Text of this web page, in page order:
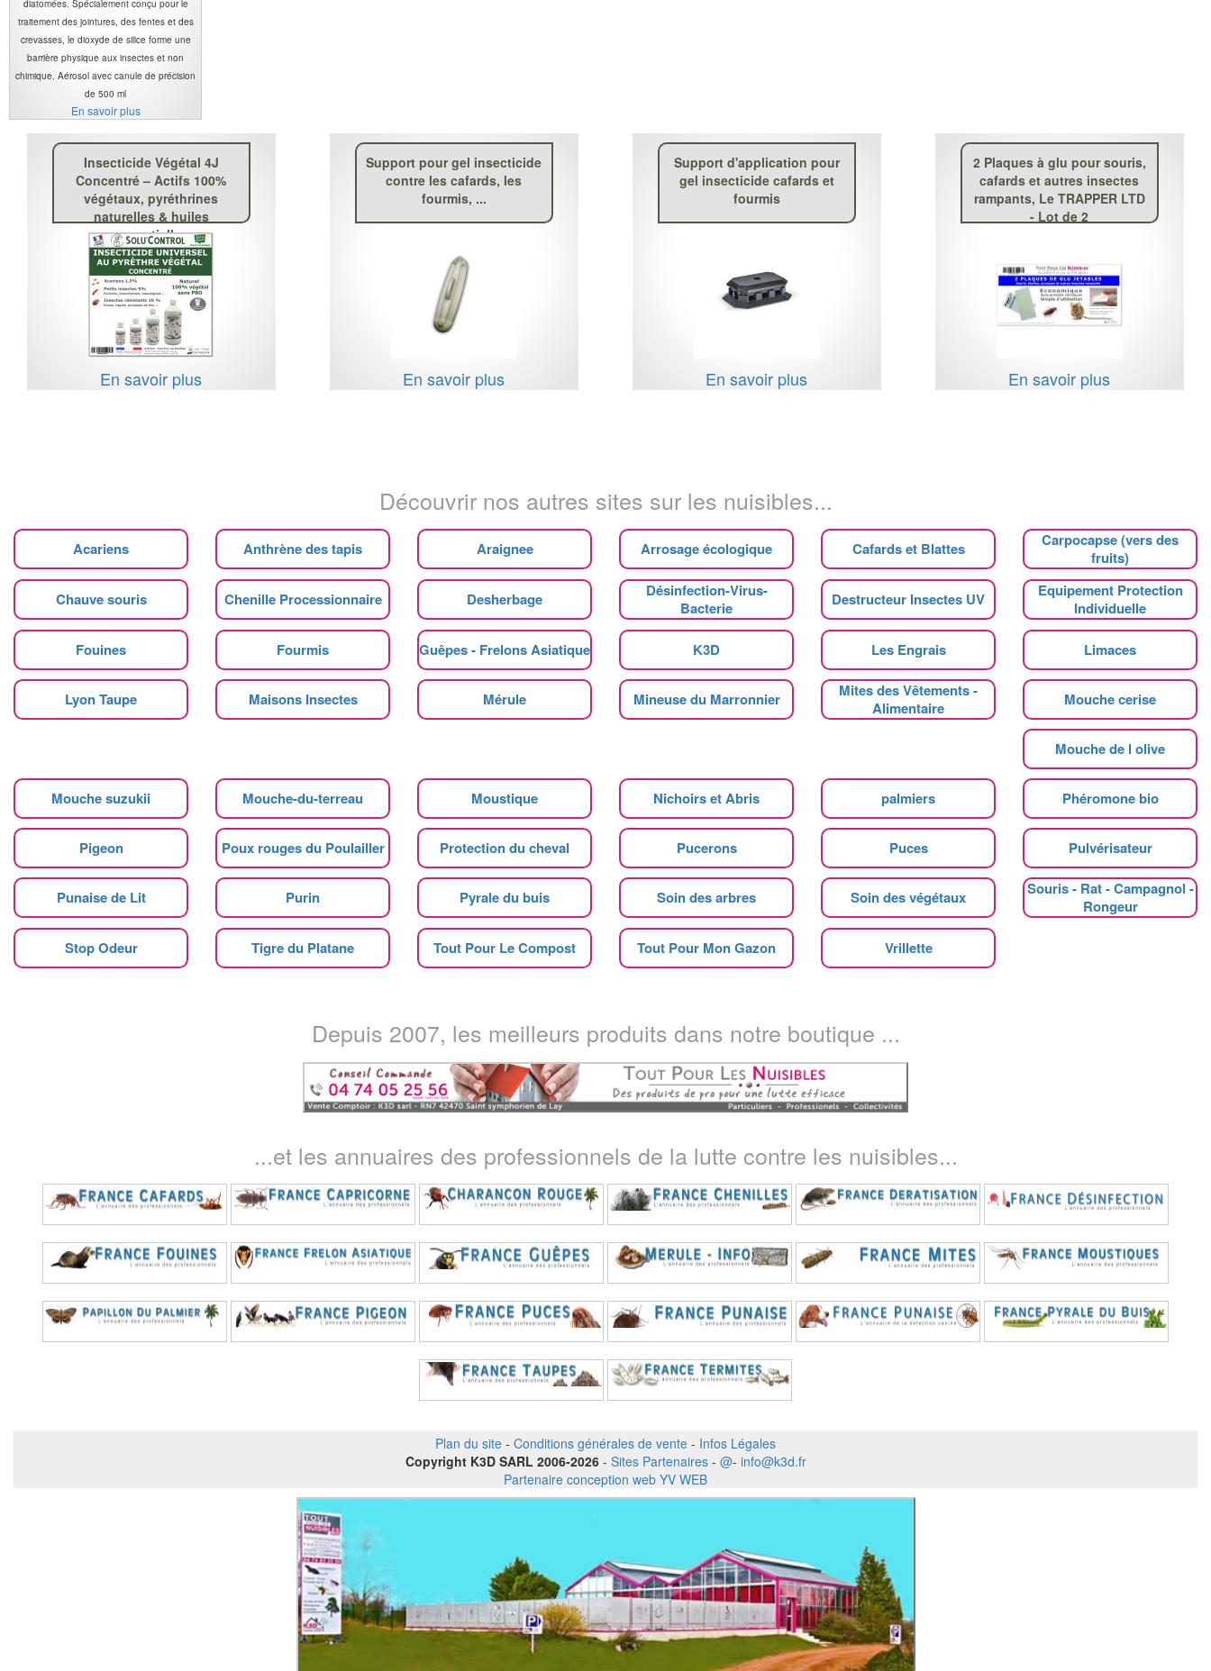
diatomées. Spécialement conçu pour le
traitement des jointures, des fentes et des
crevasses, le dioxyde de silice forme une
barrière physique aux insectes et non
chimique. Aérosol avec canule de précision
de 500 ml
En savoir plus
Insecticide Végétal 4J
Concentré – Actifs 100%
végétaux, pyréthrines
naturelles & huiles
essentielles
En savoir plus
Support pour gel insecticide
contre les cafards, les
fourmis, ...
En savoir plus
Support d'application pour
gel insecticide cafards et
fourmis
En savoir plus
2 Plaques à glu pour souris,
cafards et autres insectes
rampants, Le TRAPPER LTD
- Lot de 2
En savoir plus
Découvrir nos autres sites sur les nuisibles...
Acariens Anthrène des tapis Araignee Arrosage écologique Cafards et Blattes
Carpocapse (vers des
fruits)
Chauve souris Chenille Processionnaire Desherbage
Désinfection-Virus-
Bacterie
Destructeur Insectes UV
Equipement Protection
Individuelle
Fouines Fourmis Guêpes - Frelons Asiatique K3D Les Engrais Limaces
Lyon Taupe Maisons Insectes Mérule Mineuse du Marronnier
Mites des Vêtements -
Alimentaire
Mouche cerise
Mouche de l olive
Mouche suzukii Mouche-du-terreau Moustique Nichoirs et Abris palmiers Phéromone bio
Pigeon Poux rouges du Poulailler Protection du cheval Pucerons Puces Pulvérisateur
Punaise de Lit Purin Pyrale du buis Soin des arbres Soin des végétaux
Souris - Rat - Campagnol -
Rongeur
Stop Odeur Tigre du Platane Tout Pour Le Compost Tout Pour Mon Gazon Vrillette
Depuis 2007, les meilleurs produits dans notre boutique ...
...et les annuaires des professionnels de la lutte contre les nuisibles...
Plan du site - Conditions générales de vente - Infos Légales
Copyright K3D SARL 2006-2026 - Sites Partenaires- @- info@k3d.fr
Partenaire conception web YV WEB